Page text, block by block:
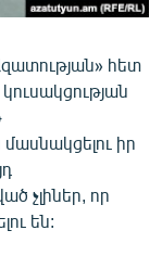
հետ
իր
չլիներ, որ
են: